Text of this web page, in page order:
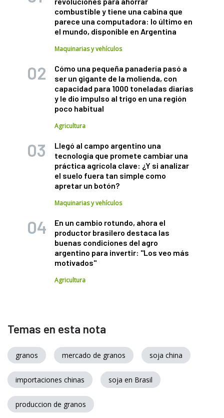
combustible y tiene una cabina que
parece una computadora: lo último en
el mundo, disponible en Argentina
Maquinarias y vehículos
Cómo una pequeña panadería pasó a
ser un gigante de la molienda, con
capacidad para 1000 toneladas diarias
y le dio impulso al trigo en una región
poco habitual
Agricultura
Llegó al campo argentino una
tecnología que promete cambiar una
práctica agrícola clave: ¿Y si analizar
el suelo fuera tan simple como
apretar un botón?
Maquinarias y vehículos
En un cambio rotundo, ahora el
productor brasilero destaca las
buenas condiciones del agro
argentino para invertir: "Los veo más
motivados"
Agricultura
Temas en esta nota
granos mercado de granos soja china
importaciones chinas soja en Brasil
produccion de granos